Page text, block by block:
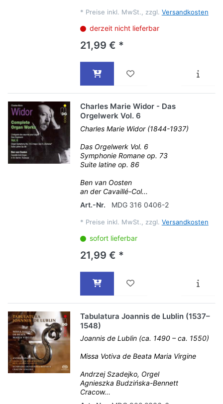
* Preise inkl. MwSt., zzgl. Versandkosten
derzeit nicht lieferbar
21,99 € *
Charles Marie Widor - Das
Orgelwerk Vol. 6
Charles Marie Widor (1844-1937)
Das Orgelwerk Vol. 6
Symphonie Romane op. 73
Suite latine op. 86
Ben van Oosten
an der Cavaillé-Col...
Art.-Nr.
MDG 316 0406-2
* Preise inkl. MwSt., zzgl. Versandkosten
sofort lieferbar
21,99 € *
Tabulatura Joannis de Lublin (1537–
1548)
Joannis de Lublin (ca. 1490 – ca. 1550)
Missa Votiva de Beata Maria Virgine
Andrzej Szadejko, Orgel
Agnieszka Budzińska-Bennett
Cracow...